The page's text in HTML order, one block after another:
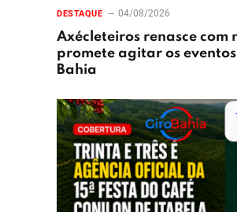
DESTAQUE 04/08/2026
Axécleteiros renasce com
promete agitar os
Bahia